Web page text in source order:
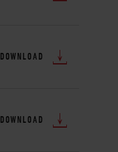
DOWNLOAD
DOWNLOAD